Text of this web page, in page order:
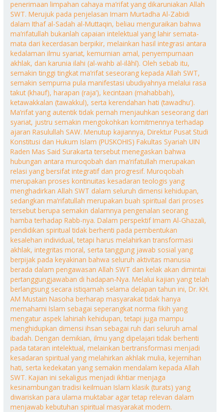
penerimaan limpahan cahaya ma’rifat yang dikaruniakan Allah
SWT. Merujuk pada penjelasan Imam Murtadha Al-Zabidi
dalam Ithaf al-Sadah al-Muttaqin, beliau menguraikan bahwa
ma’rifatullah bukanlah capaian intelektual yang lahir semata-
mata dari kecerdasan berpikir, melainkan hasil integrasi antara
kedalaman ilmu syariat, kemurnian amal, penyempurnaan
akhlak, dan karunia ilahi (al-wahb al-ilāhī). Oleh sebab itu,
semakin tinggi tingkat ma’rifat seseorang kepada Allah SWT,
semakin sempurna pula manifestasi ubudiyahnya melalui rasa
takut (khauf), harapan (raja’), kecintaan (mahabbah),
ketawakkalan (tawakkul), serta kerendahan hati (tawadhu’).
Ma’rifat yang autentik tidak pernah menjauhkan seseorang dari
syariat, justru semakin mengokohkan komitmennya terhadap
ajaran Rasulullah SAW. Menutup kajiannya, Direktur Pusat Studi
Konstitusi dan Hukum Islam (PUSKOHIS) Fakultas Syariah UIN
Raden Mas Said Surakarta tersebut menegaskan bahwa
hubungan antara muroqobah dan ma’rifatullah merupakan
relasi yang bersifat integratif dan progresif. Muroqobah
merupakan proses kontinuitas kesadaran teologis yang
menghadirkan Allah SWT dalam seluruh dimensi kehidupan,
sedangkan ma’rifatullah merupakan buah spiritual dari proses
tersebut berupa semakin dalamnya pengenalan seorang
hamba terhadap Rabb-nya. Dalam perspektif Imam Al-Ghazali,
pendidikan spiritual tidak berhenti pada pembentukan
kesalehan individual, tetapi harus melahirkan transformasi
akhlak, integritas moral, serta tanggung jawab sosial yang
berpijak pada keyakinan bahwa seluruh aktivitas manusia
berada dalam pengawasan Allah SWT dan kelak akan dimintai
pertanggungjawaban di hadapan-Nya. Melalui kajian yang telah
berlangsung secara istiqamah selama delapan tahun ini, Dr. KH.
AM Mustain Nasoha berharap masyarakat tidak hanya
memahami Islam sebagai seperangkat norma fikih yang
mengatur aspek lahiriah kehidupan, tetapi juga mampu
menghidupkan dimensi ihsan sebagai ruh dari seluruh amal
ibadah. Dengan demikian, ilmu yang dipelajari tidak berhenti
pada tataran intelektual, melainkan bertransformasi menjadi
kesadaran spiritual yang melahirkan akhlak mulia, kejernihan
hati, serta kedekatan yang semakin mendalam kepada Allah
SWT. Kajian ini sekaligus menjadi ikhtiar menjaga
kesinambungan tradisi keilmuan Islam klasik (turats) yang
diwariskan para ulama muktabar agar tetap relevan dalam
menjawab kebutuhan spiritual masyarakat modern.